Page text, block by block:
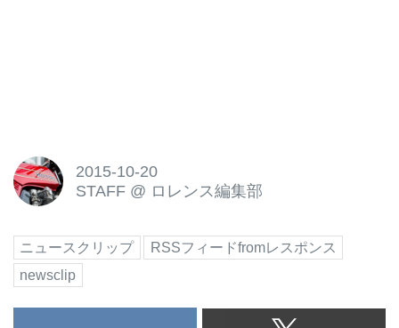
2015-10-20
STAFF @ ロレンス編集部
ニュースクリップ
RSSフィードfromレスポンス
newsclip